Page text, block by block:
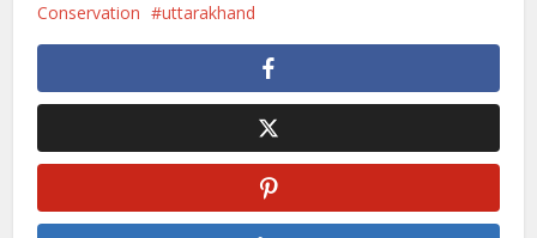
Conservation
uttarakhand